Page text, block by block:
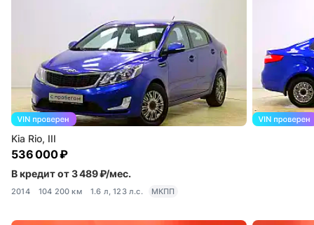
Kia Rio, III
536 000 ₽
В кредит от 3 489 ₽/мес.
2014 104 200 км 1.6 л, 123 л.с. МКПП